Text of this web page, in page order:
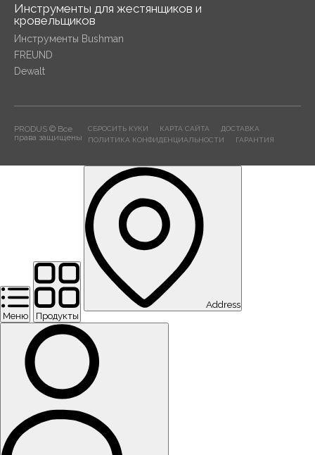
Инструменты для жестянщиков и
кровельщиков
Инструменты Bushman
FREUND
Dewalt
PRODUS © Все
права защищены
СБРОСИТЬ КУКИ КАРТА САЙТА
ДОСТАВКА
ПОЛИТИКА КОНФИДЕНЦИАЛЬНОСТИ
ГАРАНТИЯ
Меню Продукты
Address